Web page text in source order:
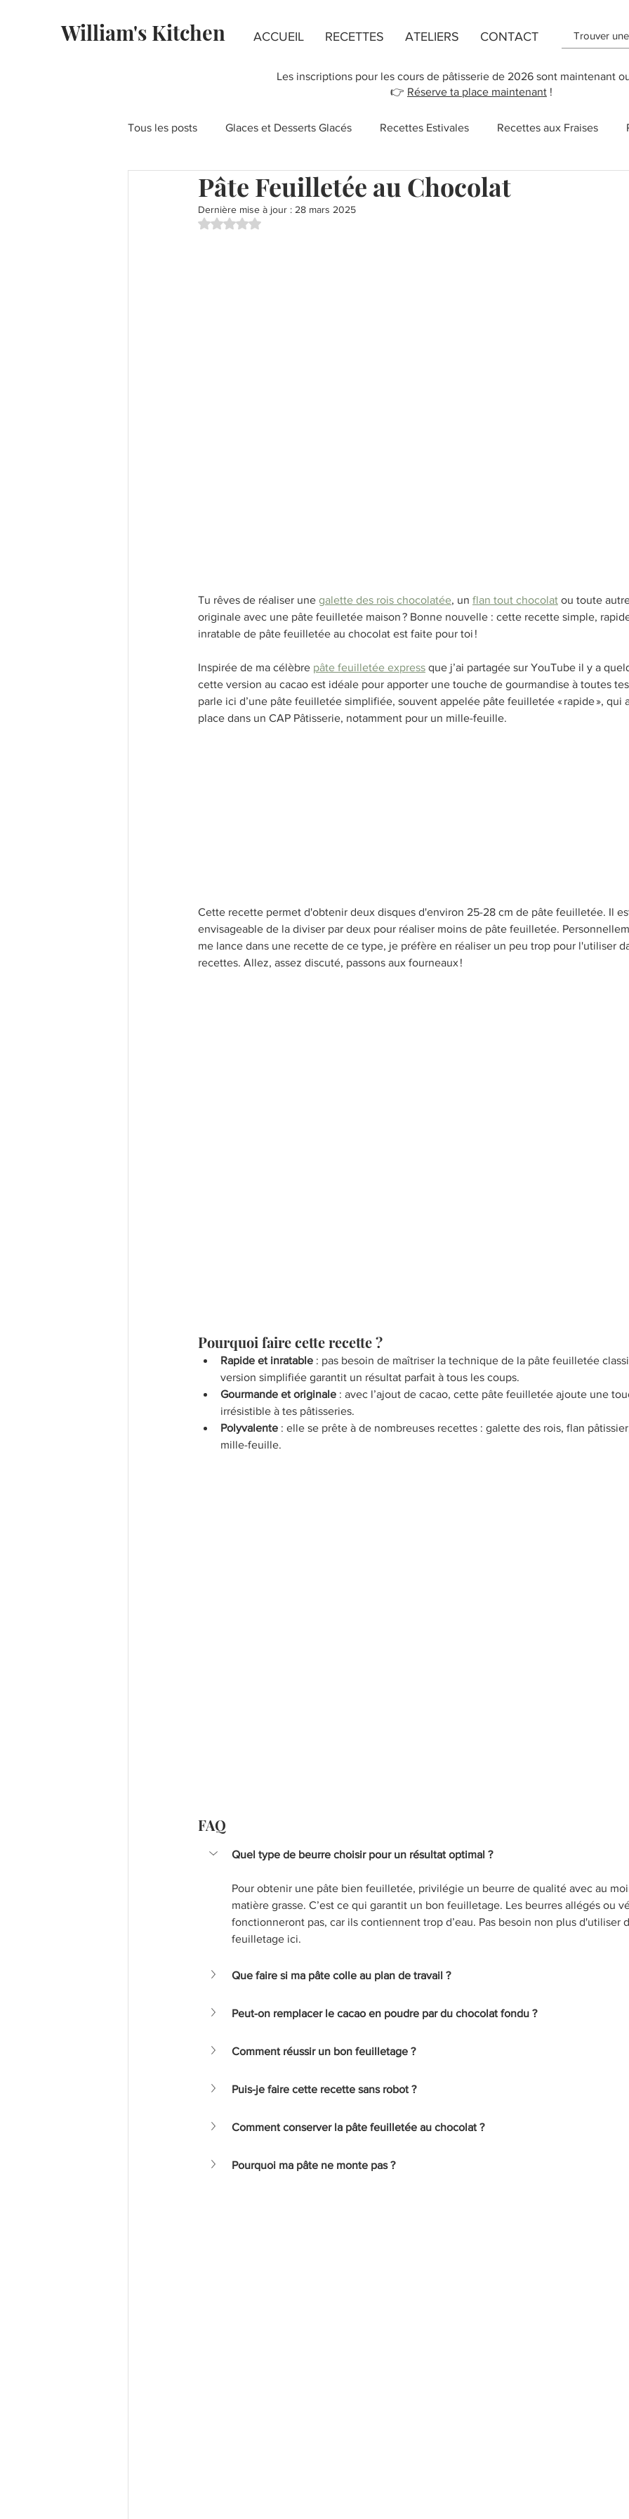
William's Kitchen ACCUEIL RECETTES ATELIERS CONTACT
Les inscriptions pour les cours de pâtisserie de 2026 sont maintenant
👉 Réserve ta place maintenant !
Tous les posts Glaces et Desserts Glacés Recettes Estivales Recettes aux Fraises
Fondants au chocolat Recettes de Flans Recette de Cookies
Pâte Feuilletée au Chocolat
Dernière mise à jour : 28 mars 2025
Noté NaN étoiles sur 5.
Tu rêves de réaliser une galette des rois chocolatée, un flan tout chocolat ou toute
originale avec une pâte feuilletée maison ? Bonne nouvelle : cette recette simple,
inratable de pâte feuilletée au chocolat est faite pour toi !
Inspirée de ma célèbre pâte feuilletée express que j’ai partagée sur YouTube il y a
cette version au cacao est idéale pour apporter une touche de gourmandise à toutes
parle ici d’une pâte feuilletée simplifiée, souvent appelée pâte feuilletée « rapide », qui
place dans un CAP Pâtisserie, notamment pour un mille-feuille.
Cette recette permet d'obtenir deux disques d'environ 25-28 cm de pâte feuilletée. Il
envisageable de la diviser par deux pour réaliser moins de pâte feuilletée.
me lance dans une recette de ce type, je préfère en réaliser un peu trop pour l'utiliser
recettes. Allez, assez discuté, passons aux fourneaux !
Pourquoi faire cette recette ?
Rapide et inratable : pas besoin de maîtriser la technique de la pâte feuilletée
version simplifiée garantit un résultat parfait à tous les coups.
Gourmande et originale : avec l’ajout de cacao, cette pâte feuilletée ajoute une
irrésistible à tes pâtisseries.
Polyvalente : elle se prête à de nombreuses recettes : galette des rois, flan
mille-feuille.
FAQ
Quel type de beurre choisir pour un résultat optimal ?
Pour obtenir une pâte bien feuilletée, privilégie un beurre de qualité avec au
matière grasse. C’est ce qui garantit un bon feuilletage. Les beurres allégés ou
fonctionneront pas, car ils contiennent trop d’eau. Pas besoin non plus d'utiliser
feuilletage ici.
Que faire si ma pâte colle au plan de travail ?
Peut-on remplacer le cacao en poudre par du chocolat fondu ?
Comment réussir un bon feuilletage ?
Puis-je faire cette recette sans robot ?
Comment conserver la pâte feuilletée au chocolat ?
Pourquoi ma pâte ne monte pas ?